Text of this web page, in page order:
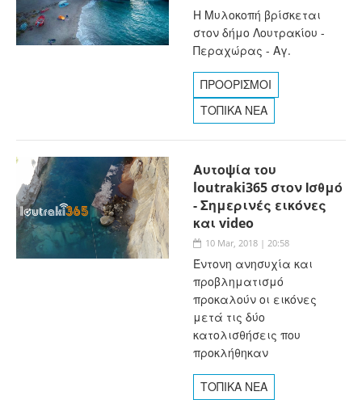
Η Μυλοκοπή βρίσκεται
στον δήμο Λουτρακίου -
Περαχώρας - Αγ.
ΠΡΟΟΡΙΣΜΟΙ
ΤΟΠΙΚΑ ΝΕΑ
Αυτοψία του
loutraki365 στον Ισθμό
- Σημερινές εικόνες
και video
10 Mar, 2018 | 20:58
Έντονη ανησυχία και
προβληματισμό
προκαλούν οι εικόνες
μετά τις δύο
κατολισθήσεις που
προκλήθηκαν
ΤΟΠΙΚΑ ΝΕΑ